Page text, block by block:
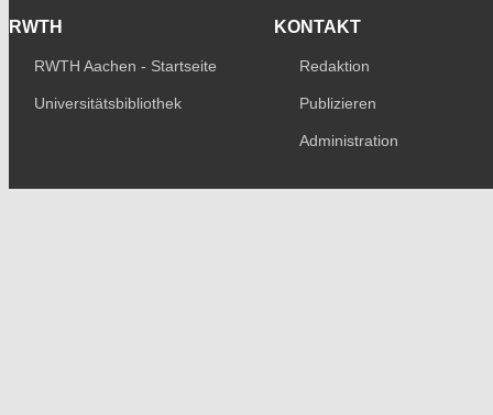
RWTH
RWTH Aachen - Startseite
Universitätsbibliothek
KONTAKT
Redaktion
Publizieren
Administration